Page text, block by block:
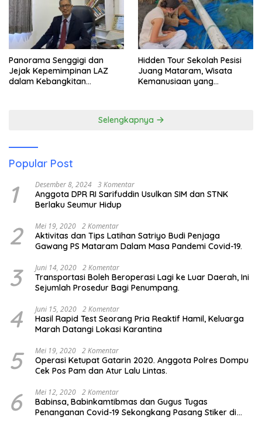
Panorama Senggigi dan
Jejak Kepemimpinan LAZ
dalam Kebangkitan
Hidden Tour Sekolah Pesisi
Juang Mataram, Wisata
Kemanusiaan yang
Selengkapnya
Popular Post
1 Desember 8, 2024 3 Komentar
Anggota DPR RI Sarifuddin Usulkan SIM dan STNK
Berlaku Seumur Hidup
2 Mei 19, 2020 2 Komentar
Aktivitas dan Tips Latihan Satriyo Budi Penjaga
Gawang PS Mataram Dalam Masa Pandemi Covid-19.
3 Juni 14, 2020 2 Komentar
Transportasi Boleh Beroperasi Lagi ke Luar Daerah, Ini
Sejumlah Prosedur Bagi Penumpang.
4 Juni 15, 2020 2 Komentar
Hasil Rapid Test Seorang Pria Reaktif Hamil, Keluarga
Marah Datangi Lokasi Karantina
5 Mei 19, 2020 2 Komentar
Operasi Ketupat Gatarin 2020. Anggota Polres Dompu
Cek Pos Pam dan Atur Lalu Lintas.
6 Mei 12, 2020 2 Komentar
Babinsa, Babinkamtibmas dan Gugus Tugas
Penanganan Covid-19 Sekongkang Pasang Stiker di